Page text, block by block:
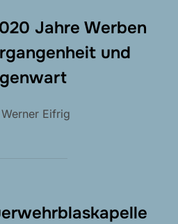
Jahre Werben
und
Eifrig